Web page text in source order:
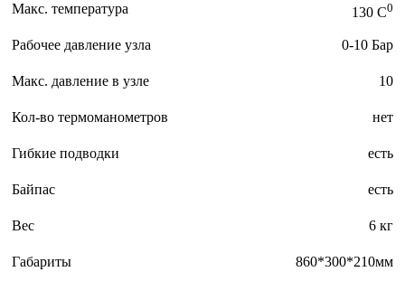
Макс. температура 130 C0
Рабочее давление узла 0-10 Бар
Макс. давление в узле 10
Кол-во термоманометров нет
Гибкие подводки есть
Байпас есть
Вес 6 кг
Габариты 860*300*210мм